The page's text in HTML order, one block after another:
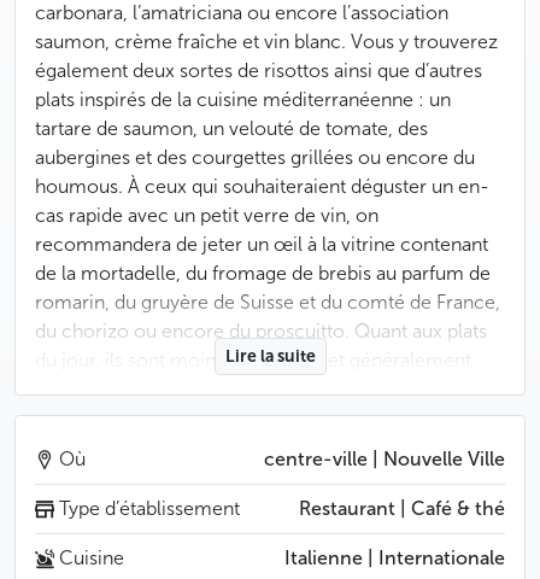
carbonara, l’amatriciana ou encore l’association
saumon, crème fraîche et vin blanc. Vous y trouverez
également deux sortes de risottos ainsi que d’autres
plats inspirés de la cuisine méditerranéenne : un
tartare de saumon, un velouté de tomate, des
aubergines et des courgettes grillées ou encore du
houmous. À ceux qui souhaiteraient déguster un en-
cas rapide avec un petit verre de vin, on
recommandera de jeter un œil à la vitrine contenant
de la mortadelle, du fromage de brebis au parfum de
romarin, du gruyère de Suisse et du comté de France,
du chorizo ou encore du proscuitto. Quant aux plats
du jour, ils sont moins fantaisistes et généralement
conçus pour faire office de déjeuner : lasagnes à la
béchamel et fromages variés, quart de poulet fermier
farci, quiche à la tomate, ratatouille et semoule... On
trouve également, de temps à autre, une spécialité
tchèque, comme un goulash avec des knedlíky de
Karlovy Vary. Mais elles sont généralement
minoritaires face aux plats méditerranéens : n’hésitez
Lire la suite
Où centre-ville | Nouvelle Ville
Type d’établissement Restaurant | Café & thé
Cuisine Italienne | Internationale